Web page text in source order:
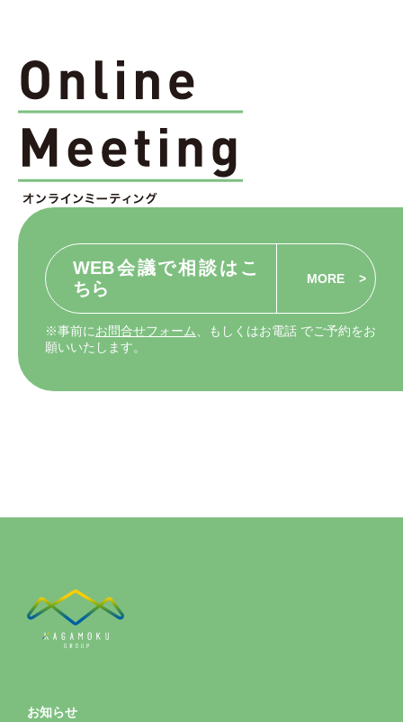
WEB会議で相談はこ
ちら
MORE
※事前にお問合せフォーム
、もしくはお電話 でご予約をお
願いいたします。
お知らせ